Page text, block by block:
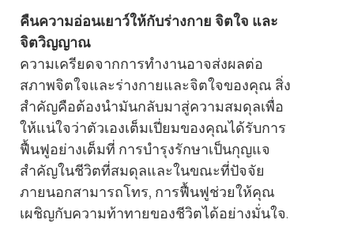
คืนความอ่อนเยาว์ให้กับร่างกาย จิตใจ และ
จิตวิญญาณ
ความเครียดจากการทํางานอาจส่งผลต่อ
สภาพจิตใจและร่างกายและจิตใจของคุณ สิ่ง
สําคัญคือต้องนํามันกลับมาสู่ความสมดุลเพื่อ
ให้แน่ใจว่าตัวเองเต็มเปี่ยมของคุณได้รับการ
ฟื้นฟูอย่างเต็มที่ การบํารุงรักษาเป็นกุญแจ
สําคัญในชีวิตที่สมดุลและในขณะที่ปัจจัย
ภายนอกสามารถโทร, การฟื้นฟูช่วยให้คุณ
เผชิญกับความท้าทายของชีวิตได้อย่างมั่นใจ.